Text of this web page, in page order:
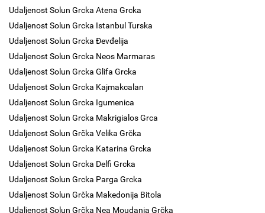
Udaljenost Solun Grcka Atena Grcka
Udaljenost Solun Grcka Istanbul Turska
Udaljenost Solun Grcka Đevđelija
Udaljenost Solun Grcka Neos Marmaras
Udaljenost Solun Grcka Glifa Grcka
Udaljenost Solun Grcka Kajmakcalan
Udaljenost Solun Grcka Igumenica
Udaljenost Solun Grcka Makrigialos Grca
Udaljenost Solun Grčka Velika Grčka
Udaljenost Solun Grcka Katarina Grcka
Udaljenost Solun Grcka Delfi Grcka
Udaljenost Solun Grcka Parga Grcka
Udaljenost Solun Grčka Makedonija Bitola
Udaljenost Solun Grčka Nea Moudania Grčka